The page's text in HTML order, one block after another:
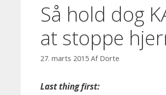
Så hold dog
at stoppe
27. marts 2015 Af Dorte
Last thing first: